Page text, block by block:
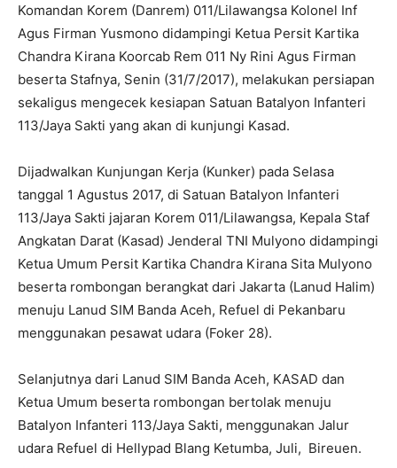
Komandan Korem (Danrem) 011/Lilawangsa Kolonel Inf
Agus Firman Yusmono didampingi Ketua Persit Kartika
Chandra Kirana Koorcab Rem 011 Ny Rini Agus Firman
beserta Stafnya, Senin (31/7/2017), melakukan persiapan
sekaligus mengecek kesiapan Satuan Batalyon Infanteri
113/Jaya Sakti yang akan di kunjungi Kasad.
Dijadwalkan Kunjungan Kerja (Kunker) pada Selasa
tanggal 1 Agustus 2017, di Satuan Batalyon Infanteri
113/Jaya Sakti jajaran Korem 011/Lilawangsa, Kepala Staf
Angkatan Darat (Kasad) Jenderal TNI Mulyono didampingi
Ketua Umum Persit Kartika Chandra Kirana Sita Mulyono
beserta rombongan berangkat dari Jakarta (Lanud Halim)
menuju Lanud SIM Banda Aceh, Refuel di Pekanbaru
menggunakan pesawat udara (Foker 28).
Selanjutnya dari Lanud SIM Banda Aceh, KASAD dan
Ketua Umum beserta rombongan bertolak menuju
Batalyon Infanteri 113/Jaya Sakti, menggunakan Jalur
udara Refuel di Hellypad Blang Ketumba, Juli, Bireuen.